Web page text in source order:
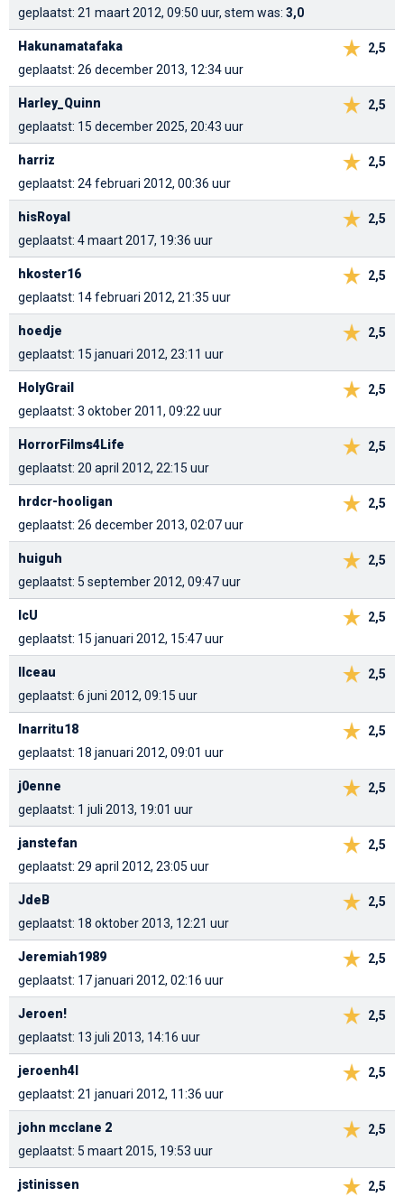
geplaatst: 21 maart 2012, 09:50 uur, stem was: 3,0
2,5
Hakunamatafaka
geplaatst: 26 december 2013, 12:34 uur
2,5
Harley_Quinn
geplaatst: 15 december 2025, 20:43 uur
2,5
harriz
geplaatst: 24 februari 2012, 00:36 uur
2,5
hisRoyal
geplaatst: 4 maart 2017, 19:36 uur
2,5
hkoster16
geplaatst: 14 februari 2012, 21:35 uur
2,5
hoedje
geplaatst: 15 januari 2012, 23:11 uur
2,5
HolyGrail
geplaatst: 3 oktober 2011, 09:22 uur
2,5
HorrorFilms4Life
geplaatst: 20 april 2012, 22:15 uur
2,5
hrdcr-hooligan
geplaatst: 26 december 2013, 02:07 uur
2,5
huiguh
geplaatst: 5 september 2012, 09:47 uur
2,5
IcU
geplaatst: 15 januari 2012, 15:47 uur
2,5
Ilceau
geplaatst: 6 juni 2012, 09:15 uur
2,5
Inarritu18
geplaatst: 18 januari 2012, 09:01 uur
2,5
j0enne
geplaatst: 1 juli 2013, 19:01 uur
2,5
janstefan
geplaatst: 29 april 2012, 23:05 uur
2,5
JdeB
geplaatst: 18 oktober 2013, 12:21 uur
2,5
Jeremiah1989
geplaatst: 17 januari 2012, 02:16 uur
2,5
Jeroen!
geplaatst: 13 juli 2013, 14:16 uur
2,5
jeroenh4l
geplaatst: 21 januari 2012, 11:36 uur
2,5
john mcclane 2
geplaatst: 5 maart 2015, 19:53 uur
2,5
jstinissen